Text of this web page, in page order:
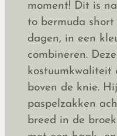
moment! Dit is
to bermuda short
dagen, in een
combineren.
boven de knie.
paspelzakken
breed in de